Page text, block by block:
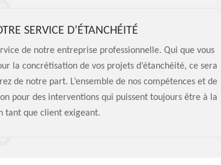
SERVICE D’ÉTANCHÉITÉ
de notre entreprise professionnelle. Qui que vous
la concrétisation de vos projets d’étanchéité, ce sera
de notre part. L’ensemble de nos compétences et de
pour des interventions qui puissent toujours être à la
tant que client exigeant.